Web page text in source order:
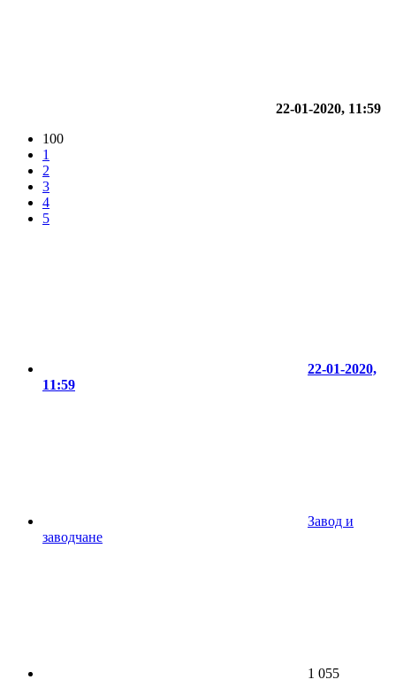
22-01-2020, 11:59
100
1
2
3
4
5
22-01-2020,
11:59
Завод и
заводчане
1 055